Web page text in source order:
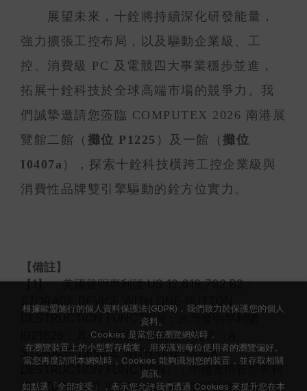
展望未來，十銓將持續深化研發能量，
強力擴張工控布局，以及驅動企業級、工
控、消費級 PC 及電競四大事業穩步並進，
拓展十銓科技於全球高端市場的競爭力。我
們誠摯邀請您蒞臨 COMPUTEX 2026 南港展
覽館二館（ 攤位 P1225 ）及一館（ 攤位
I0407a ），探索十銓科技橫跨工控企業級與
消費性品牌雙引擎驅動的銓方位實力。
【備註】
【1】 美國發明專利號 US 12,619,792 B2：
STORAGE DEVICE WITH ONE-BUTTON
DESTRUCTION FUNCTION；台灣發明專利號
I921829：具一鍵銷毀功能的儲存裝置（A
STORAGE DEVICE WITH ONE-CLICK
DESTRUCTION FUNCTION）；中國實用新型專利
號：ZL 2024 2 1993097.6 具一键销毁功能的储存
根據歐盟施行的個人資料保護法(GDPR)，我們致力於保護您的個人
資料。
Cookies 是當您在瀏覽網站時，
在瀏覽裝置上的小型暫存檔案，用來識別每位使用者的瀏覽偏好。
當您再度訪問本網站時，Cookies 能夠識別您的裝置，並存取相關
資訊。
如點選「全部接受」，表示您允許我們透過 Cookies 來提升您在本